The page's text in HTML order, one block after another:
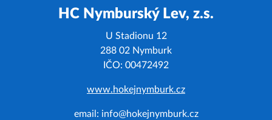
HC Nymburský Lev, z.s.
U Stadionu 12
288 02 Nymburk
IČO: 00472492
www.hokejnymburk.cz
email: info@hokejnymburk.cz